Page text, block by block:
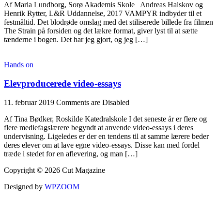
Af Maria Lundborg, Sorø Akademis Skole Andreas Halskov og
Henrik Rytter, L&R Uddannelse, 2017 VAMPYR indbyder til et
festmåltid. Det blodrøde omslag med det stiliserede billede fra filmen
The Strain på forsiden og det lækre format, giver lyst til at sætte
tænderne i bogen. Det har jeg gjort, og jeg […]
Hands on
Elevproducerede video-essays
11. februar 2019 Comments are Disabled
Af Tina Bødker, Roskilde Katedralskole I det seneste år er flere og
flere mediefagslærere begyndt at anvende video-essays i deres
undervisning. Ligeledes er der en tendens til at samme lærere beder
deres elever om at lave egne video-essays. Disse kan med fordel
træde i stedet for en aflevering, og man […]
Copyright © 2026 Cut Magazine
Designed by WPZOOM